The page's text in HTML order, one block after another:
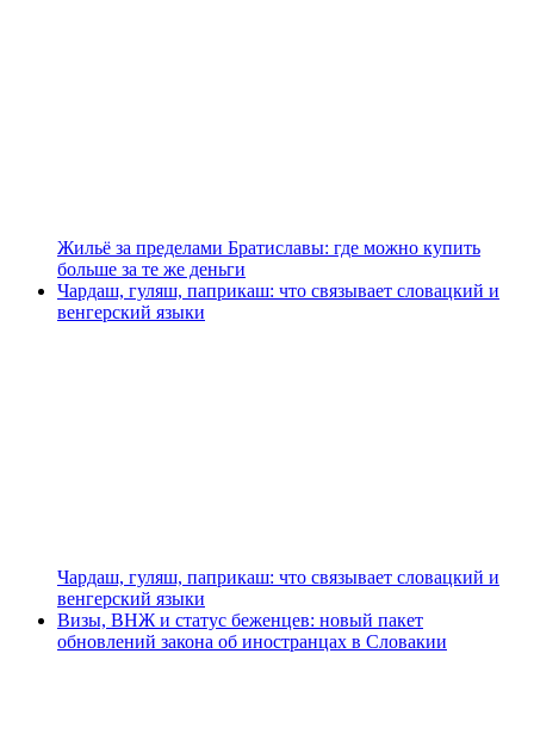
Жильё за пределами Братиславы: где можно купить
больше за те же деньги
Чардаш, гуляш, паприкаш: что связывает словацкий и
венгерский языки
Чардаш, гуляш, паприкаш: что связывает словацкий и
венгерский языки
Визы, ВНЖ и статус беженцев: новый пакет
обновлений закона об иностранцах в Словакии